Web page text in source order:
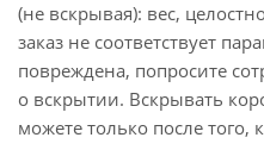
(не вскрывая): вес,
заказ не соответствует
повреждена, попросите
о вскрытии. Вскрывать
можете только после того,